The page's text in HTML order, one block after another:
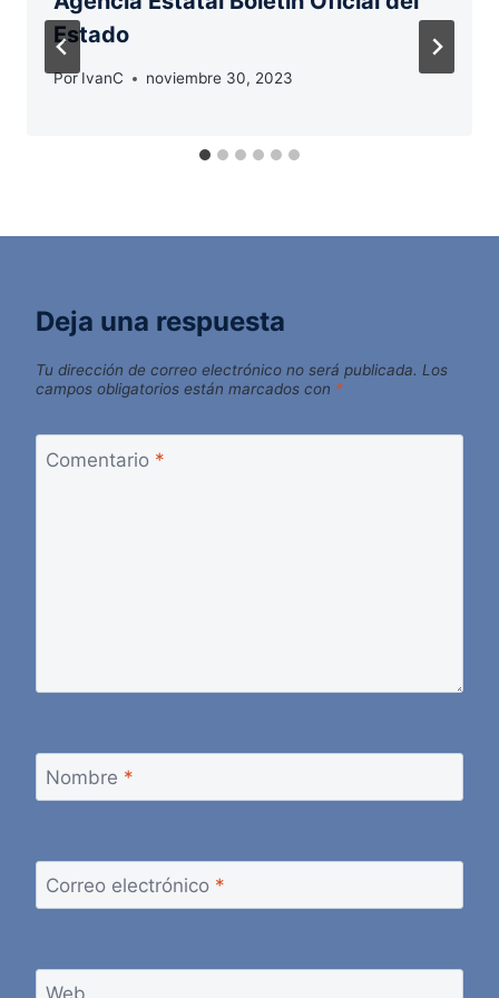
Estado
Por IvanC noviembre 30, 2023
Deja una respuesta
Tu dirección de correo electrónico no será publicada. Los
campos obligatorios están marcados con *
Comentario *
Nombre *
Correo electrónico *